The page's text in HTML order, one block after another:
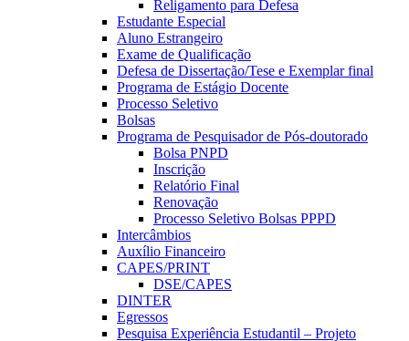
Religamento para Defesa
Estudante Especial
Aluno Estrangeiro
Exame de Qualificação
Defesa de Dissertação/Tese e Exemplar final
Programa de Estágio Docente
Processo Seletivo
Bolsas
Programa de Pesquisador de Pós-doutorado
Bolsa PNPD
Inscrição
Relatório Final
Renovação
Processo Seletivo Bolsas PPPD
Intercâmbios
Auxílio Financeiro
CAPES/PRINT
DSE/CAPES
DINTER
Egressos
Pesquisa Experiência Estudantil – Projeto